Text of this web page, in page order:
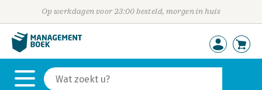
Op werkdagen voor 23:00 besteld, morgen in huis